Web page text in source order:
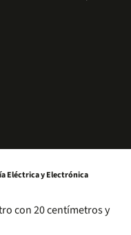
Eléctrica y Electrónica
con 20 centímetros y